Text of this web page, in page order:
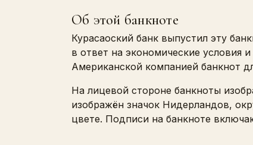
Об этой банкноте
Курасаоский банк выпустил эту
в ответ на экономические условия
Американской компанией банкнот
На лицевой стороне банкноты
изображён значок Нидерландов,
цвете. Подписи на банкноте